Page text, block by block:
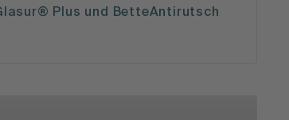
Plus und BetteAntirutsch